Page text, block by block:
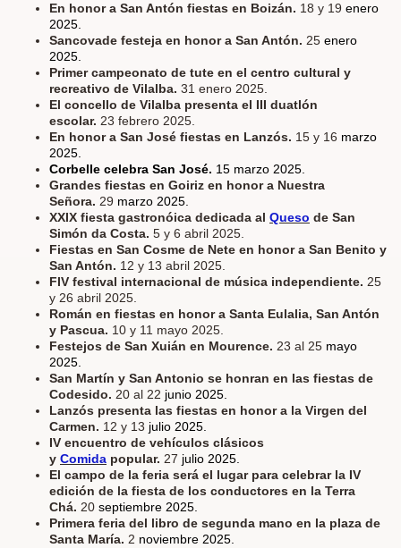
En honor a San Antón fiestas en Boizán. 18 y 19 enero
2025.
Sancovade festeja en honor a San Antón. 25 enero
2025.
Primer campeonato de tute en el centro cultural y
recreativo de Vilalba. 31 enero 2025.
El concello de Vilalba presenta el III duatlón
escolar. 23 febrero 2025.
En honor a San José fiestas en Lanzós. 15 y 16 marzo
2025.
Corbelle celebra San José. 15 marzo 2025.
Grandes fiestas en Goiriz en honor a Nuestra
Señora. 29 marzo 2025.
XXIX fiesta gastronóica dedicada al Queso de San
Simón da Costa. 5 y 6 abril 2025.
Fiestas en San Cosme de Nete en honor a San Benito y
San Antón. 12 y 13 abril 2025.
FIV festival internacional de música independiente. 25
y 26 abril 2025.
Román en fiestas en honor a Santa Eulalia, San Antón
y Pascua. 10 y 11 mayo 2025.
Festejos de San Xuián en Mourence. 23 al 25 mayo
2025.
San Martín y San Antonio se honran en las fiestas de
Codesido. 20 al 22 junio 2025.
Lanzós presenta las fiestas en honor a la Virgen del
Carmen. 12 y 13 julio 2025.
IV encuentro de vehículos clásicos
y Comida popular. 27 julio 2025.
El campo de la feria será el lugar para celebrar la IV
edición de la fiesta de los conductores en la Terra
Chá. 20 septiembre 2025.
Primera feria del libro de segunda mano en la plaza de
Santa María. 2 noviembre 2025.